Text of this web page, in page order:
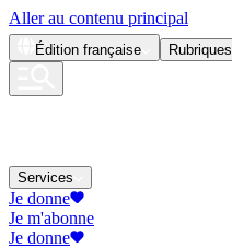
Aller au contenu principal
Édition française Rubriques
Services
Je donne
Je m'abonne
Je donne